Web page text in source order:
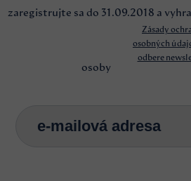
zaregistrujte sa do 31.09.2018 a
osoby
Zásady
osobných
odbere